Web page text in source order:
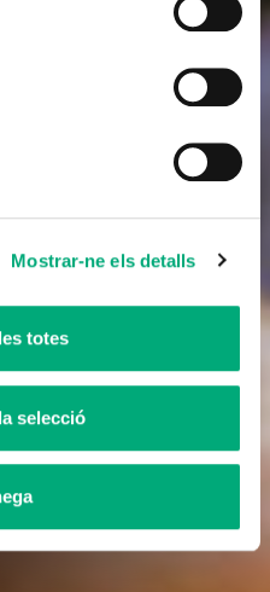
Mostrar-ne els detalls
totes
selecció
el mar